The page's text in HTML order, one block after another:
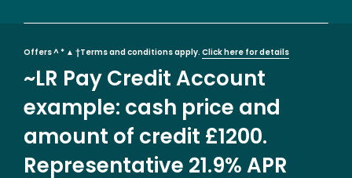
Offers ^ * ▲ †Terms and conditions apply. Click here for details
~LR Pay Credit Account
example: cash price and
amount of credit £1200.
Representative 21.9% APR